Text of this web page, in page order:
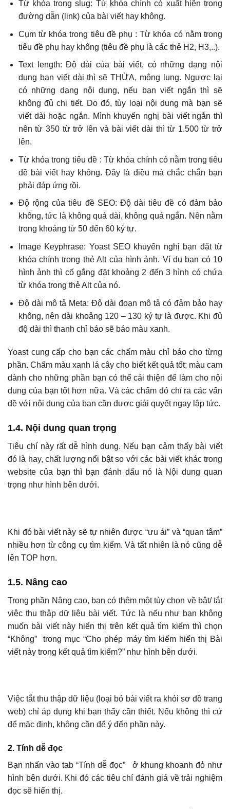
Từ khóa trong slug: Từ khóa chính có xuất hiện trong
đường dẫn (link) của bài viết hay không.
Cụm từ khóa trong tiêu đề phụ : Từ khóa có nằm trong
tiêu đề phụ hay không (tiêu đề phụ là các thẻ H2, H3,..).
Text length: Độ dài của bài viết, có những dạng nội
dung bạn viết dài thì sẽ THỪA, mông lung. Ngược lại
có những dạng nội dung, nếu bạn viết ngắn thì sẽ
không đủ chi tiết. Do đó, tùy loại nội dung mà bạn sẽ
viết dài hoặc ngắn. Mình khuyến nghị bài viết ngắn thì
nên từ 350 từ trở lên và bài viết dài thì từ 1.500 từ trở
lên.
Từ khóa trong tiêu đề : Từ khóa chính có nằm trong tiêu
đề bài viết hay không. Đây là điều mà chắc chắn bạn
phải đáp ứng rồi.
Độ rộng của tiêu đề SEO: Độ dài tiêu đề có đảm bảo
không, tức là không quá dài, không quá ngắn. Nên nằm
trong khoảng từ 50 đến 60 ký tự.
Image Keyphrase: Yoast SEO khuyến nghị bạn đặt từ
khóa chính trong thẻ Alt của hình ảnh. Ví dụ bạn có 10
hình ảnh thì cố gắng đặt khoảng 2 đến 3 hình có chứa
từ khóa trong thẻ Alt của nó.
Độ dài mô tả Meta: Độ dài đoạn mô tả có đảm bảo hay
không, nên dài khoảng 120 – 130 ký tự là được. Khi đủ
độ dài thì thanh chỉ báo sẽ báo màu xanh.
Yoast cung cấp cho bạn các chấm màu chỉ báo cho từng
phần. Chấm màu xanh lá cây cho biết kết quả tốt; màu cam
dành cho những phần bạn có thể cải thiện để làm cho nội
dung của bạn tốt hơn nữa. Và các chấm đỏ chỉ ra các vấn
đề với nội dung của bạn cần được giải quyết ngay lập tức.
1.4. Nội dung quan trọng
Tiêu chí này rất dễ hình dung. Nếu bạn cảm thấy bài viết
đó là hay, chất lượng nổi bật so với các bài viết khác trong
website của bạn thì bạn đánh dấu nó là Nội dung quan
trọng như hình bên dưới.
Khi đó bài viết này sẽ tự nhiên được “ưu ái” và “quan tâm”
nhiều hơn từ công cụ tìm kiếm. Và tất nhiên là nó cũng dễ
lên TOP hơn.
1.5. Nâng cao
Trong phần Nâng cao, bạn có thêm một tùy chọn về bật/ tắt
việc thu thập dữ liệu bài viết. Tức là nếu như bạn không
muốn bài viết này hiển thị trên kết quả tìm kiếm thì chọn
“Không” trong mục “Cho phép máy tìm kiếm hiển thị Bài
viết này trong kết quả tìm kiếm?” như hình bên dưới.
Việc tắt thu thập dữ liệu (loại bỏ bài viết ra khỏi sơ đồ trang
web) chỉ áp dụng khi bạn thấy cần thiết. Nếu không thì cứ
để mặc định, không cần để ý đến phần này.
2. Tính dễ đọc
Bạn nhấn vào tab “Tính dễ đọc” ở khung khoanh đỏ như
hình bên dưới. Khi đó các tiêu chí đánh giá về trải nghiệm
đọc sẽ hiển thị.